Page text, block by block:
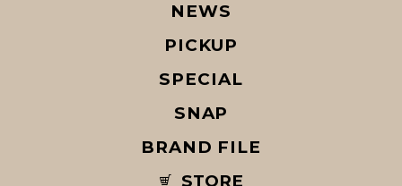
NEWS
PICKUP
SPECIAL
SNAP
BRAND FILE
STORE